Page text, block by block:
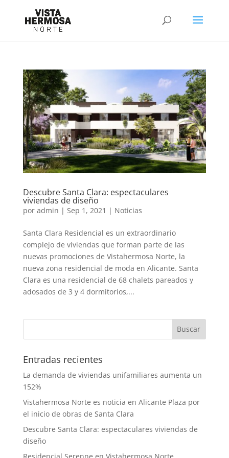
Descubre Santa Clara: espectaculares
viviendas de diseño
por admin | Sep 1, 2021 | Noticias
Santa Clara Residencial es un extraordinario
complejo de viviendas que forman parte de las
nuevas promociones de Vistahermosa Norte, la
nueva zona residencial de moda en Alicante. Santa
Clara es una residencial de 68 chalets pareados y
adosados de 3 y 4 dormitorios,...
Entradas recientes
La demanda de viviendas unifamiliares aumenta un
152%
Vistahermosa Norte es noticia en Alicante Plaza por
el inicio de obras de Santa Clara
Descubre Santa Clara: espectaculares viviendas de
diseño
Residencial Serenne en Vistahermosa Norte,